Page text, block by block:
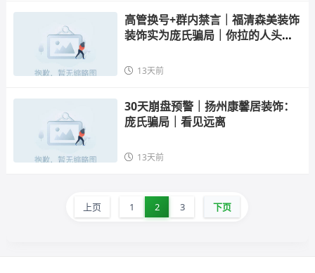
高管换号+群内禁言｜福清森美装饰
装饰实为庞氏骗局｜你拉的人头就
13天前
30天崩盘预警｜扬州康馨居装饰：
庞氏骗局｜看见远离
13天前
上页 1 2 3 下页